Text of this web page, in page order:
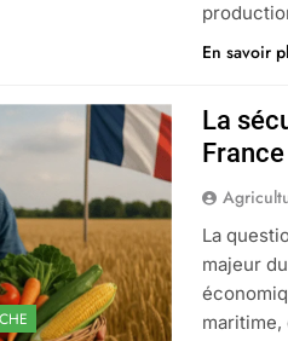
En savoir
La
France
La
majeur